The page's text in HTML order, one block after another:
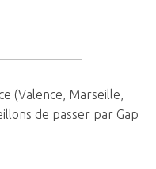
(Valence, Marseille,
de passer par Gap